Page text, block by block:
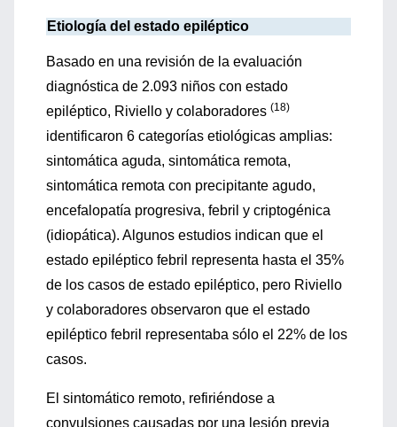
Etiología del estado epiléptico
Basado en una revisión de la evaluación
diagnóstica de 2.093 niños con estado
epiléptico, Riviello y colaboradores (18)
identificaron 6 categorías etiológicas amplias:
sintomática aguda, sintomática remota,
sintomática remota con precipitante agudo,
encefalopatía progresiva, febril y criptogénica
(idiopática). Algunos estudios indican que el
estado epiléptico febril representa hasta el 35%
de los casos de estado epiléptico, pero Riviello
y colaboradores observaron que el estado
epiléptico febril representaba sólo el 22% de los
casos.
El sintomático remoto, refiriéndose a
convulsiones causadas por una lesión previa